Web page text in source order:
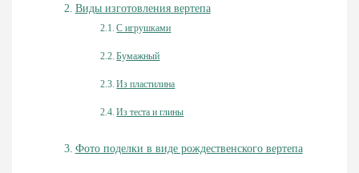
Виды изготовления вертепа
С игрушками
Бумажный
Из пластилина
Из теста и глины
Фото поделки в виде рождественского вертепа